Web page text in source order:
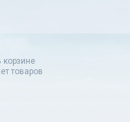
корзине
товаров